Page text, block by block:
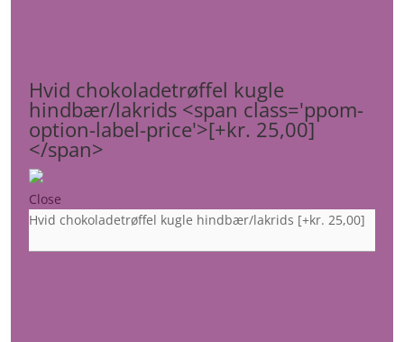
Hvid chokoladetrøffel kugle
hindbær/lakrids <span class='ppom-
option-label-price'>[+kr. 25,00]
</span>
Close
Hvid chokoladetrøffel kugle hindbær/lakrids [+kr. 25,00]